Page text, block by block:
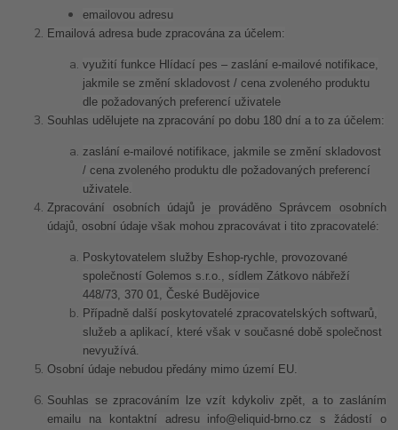
emailovou adresu
Emailová adresa bude zpracována za účelem:
využití funkce Hlídací pes – zaslání e-mailové notifikace,
jakmile se změní skladovost / cena zvoleného produktu
dle požadovaných preferencí uživatele
Souhlas udělujete na zpracování po dobu 180 dní a to za účelem:
zaslání e-mailové notifikace, jakmile se změní skladovost
/ cena zvoleného produktu dle požadovaných preferencí
uživatele.
Zpracování osobních údajů je prováděno Správcem osobních
údajů, osobní údaje však mohou zpracovávat i tito zpracovatelé:
Poskytovatelem služby Eshop-rychle, provozované
společností Golemos s.r.o., sídlem Zátkovo nábřeží
448/73, 370 01, České Budějovice
Případně další poskytovatelé zpracovatelských softwarů,
služeb a aplikací, které však v současné době společnost
nevyužívá.
Osobní údaje nebudou předány mimo území EU.
Souhlas se zpracováním lze vzít kdykoliv zpět, a to zasláním
emailu na kontaktní adresu info@eliquid-brno.cz s žádostí o